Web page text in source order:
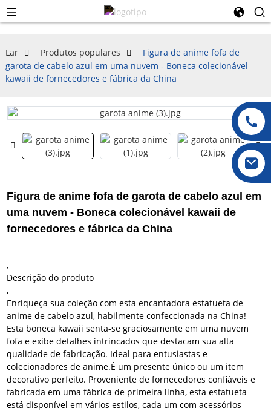
Lar Produtos populares
Figura de anime fofa de
garota de cabelo azul em uma nuvem - Boneca colecionável
kawaii de fornecedores e fábrica da China
Figura de anime fofa de garota de cabelo azul em
uma nuvem - Boneca colecionável kawaii de
fornecedores e fábrica da China
,
Descrição do produto
,
Enriqueça sua coleção com esta encantadora estatueta de
anime de cabelo azul, habilmente confeccionada na China!
Esta boneca kawaii senta-se graciosamente em uma nuvem
fofa e exibe detalhes intrincados que destacam sua alta
qualidade de fabricação. Ideal para entusiastas e
colecionadores de anime.É um presente único ou um item
decorativo perfeito. Proveniente de fornecedores confiáveis ​​e
fabricada em uma fábrica de primeira linha, esta estatueta
está disponível em vários estilos, cada um com acessórios